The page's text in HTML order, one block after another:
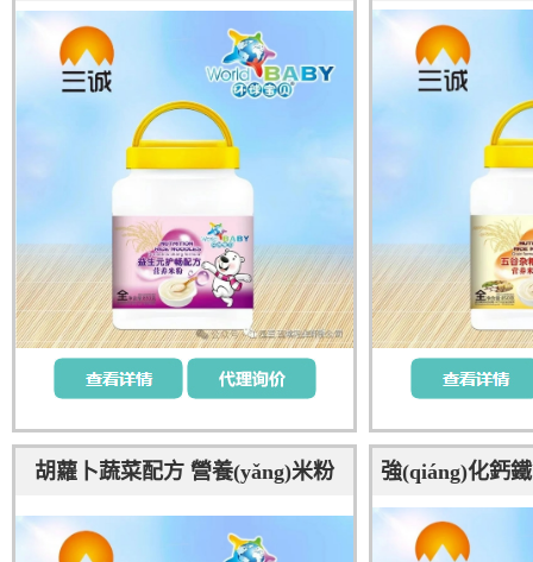
胡蘿卜蔬菜配方 營養(yǎng)米粉
強(qiáng)化鈣